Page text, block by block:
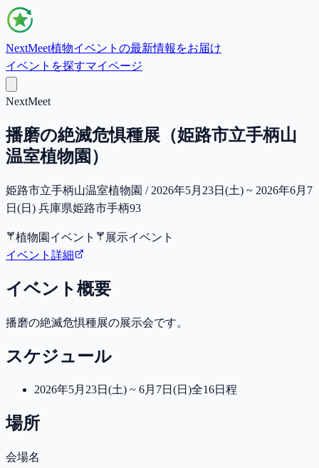
NextMeet植物イベントの最新情報をお届け
イベントを探すマイページ
NextMeet
播磨の絶滅危惧種展（姫路市立手柄山
温室植物園）
姫路市立手柄山温室植物園 / 2026年5月23日(土) ~ 2026年6月7
日(日) 兵庫県姫路市手柄93
植物園イベント
展示イベント
イベント詳細
イベント概要
播磨の絶滅危惧種展の展示会です。
スケジュール
2026年5月23日(土) ~ 6月7日(日)全16日程
場所
会場名